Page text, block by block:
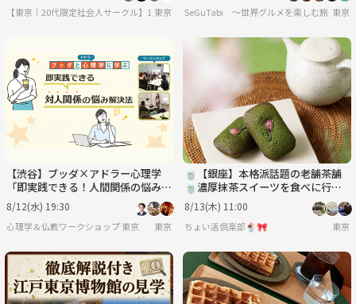
【東京｜20代限定社会人サークル】1人参加ほぼ100％｜少人数ゆる交流会
東京 SeGuTabi 〜世界グルメを楽しむ旅 in東京
【渋谷】ブッダ×アドラー心理学
「即実践できる！人間関係の悩み解
決法」ワークショップ‐東京
8/12(水) 19:30
心理学＆仏教ワークショップ 東京 東京
🍵【銀座】本格派話題の老舗茶舗
🍵濃厚抹茶スイーツを食べに行こ
う😊
8/13(木) 11:00
ちょい活倶楽部🍨🎀 東京